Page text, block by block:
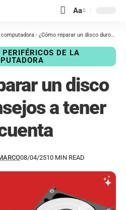
Aa
- ¿Cómo reparar un disco duro? Consejos a tener en cuenta
DE LA
un disco
a tener
08/04/2510 MIN READ